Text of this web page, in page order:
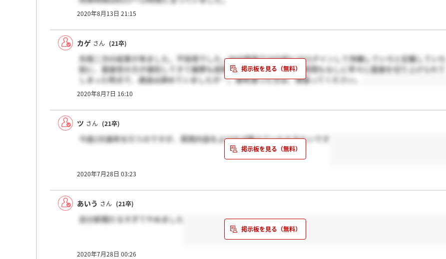
電話対応の方はイスに座れますが小物の印刷を行なっている方は立ち仕事で休憩を取ることができない場合が
また、お給料は日給月給制ですがコロナの影響で仕事が減り、休みを取らされるためお給料が少ないらしいで
す。
これらの話を聞いた上で私は内定を辞退しました。
2020年8月13日 21:15
カゲ さん (21卒)
先程二次の結果が来ました。不採用でした。Web面接で10分前にはログインして待機していろと記載していた
割に、面接官の方が遅刻してきて謝罪も説明もなかったり、大した質問もなしに早々に面接を切り上げられて
しまった時点で、通過は諦めていましたが…。選考通った方は、頑張ってください。
2020年8月7日 16:10
ツ さん (21卒)
今度2次選考を行うのですが、質問内容をよければ教えていただきたいです
2020年7月28日 03:23
あいう さん (21卒)
自分新聞だるすぎてやめました
2020年7月28日 00:26